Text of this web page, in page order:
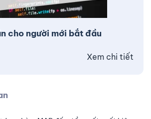
cho người mới bắt đầu
Xem chi tiết